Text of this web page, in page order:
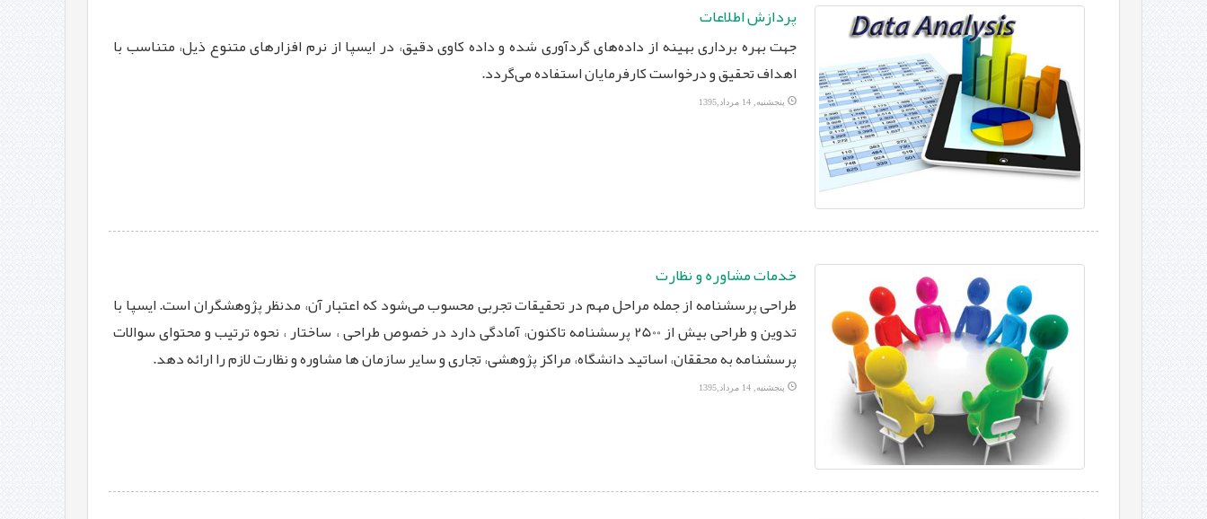
پردازش اطلاعات
جهت بهره برداری بهینه از داده‌های گردآوری شده و داده کاوی دقیق، در ایسپا از نرم افزارهای متنوع ذیل، متناسب با
اهداف تحقیق و درخواست کارفرمایان استفاده می‌گردد.
پنجشنبه, 14 مرداد,1395
خدمات مشاوره و نظارت
طراحی پرسشنامه از جمله مراحل مهم در تحقیقات تجربی محسوب می‌شود که اعتبار آن، مدنظر پژوهشگران است. ایسپا با
تدوین و طراحی بیش از 2500 پرسشنامه تاکنون، آمادگی دارد در خصوص طراحی ، ساختار ، نحوه ترتیب و محتوای سوالات
پرسشنامه به محققان، اساتید دانشگاه، مراکز پژوهشی، تجاری و سایر سازمان ها مشاوره‌ و نظارت لازم را ارائه دهد.
پنجشنبه, 14 مرداد,1395